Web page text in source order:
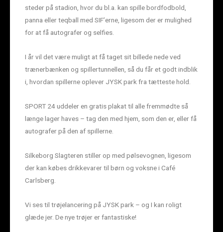
steder på stadion, hvor du bl.a. kan spille bordfodbold,
panna eller teqball med SIF’erne, ligesom der er mulighed
for at få autografer og selfies.
I år vil det være muligt at få taget sit billede nede ved
trænerbænken og spillertunnellen, så du får et godt indblik
i, hvordan spillerne oplever JYSK park fra tætteste hold.
SPORT 24 uddeler en gratis plakat til alle fremmødte så
længe lager haves – tag den med hjem, som den er, eller få
autografer på den af spillerne.
Silkeborg Slagteren stiller op med pølsevognen, ligesom
der kan købes drikkevarer til børn og voksne i Café
Carlsberg.
Vi ses til trøjelancering på JYSK park – og I kan roligt
glæde jer. De nye trøjer er fantastiske!